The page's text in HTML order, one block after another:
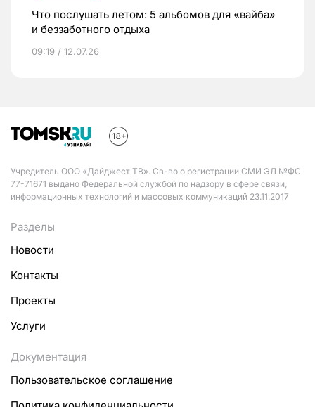
Что послушать летом: 5 альбомов для «вайба»
и беззаботного отдыха
09:19 / 12.07.26
Учредитель ООО «Дайджест ТВ». Св-во о регистрации СМИ ЭЛ №ФС
77-71671 выдано Федеральной службой по надзору в сфере связи,
информационных технологий и массовых коммуникаций 23.11.2017
Разделы
Новости
Контакты
Проекты
Услуги
Документация
Пользовательское соглашение